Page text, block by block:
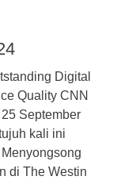
Digital
Quality CNN
September
kali ini
di The Westin